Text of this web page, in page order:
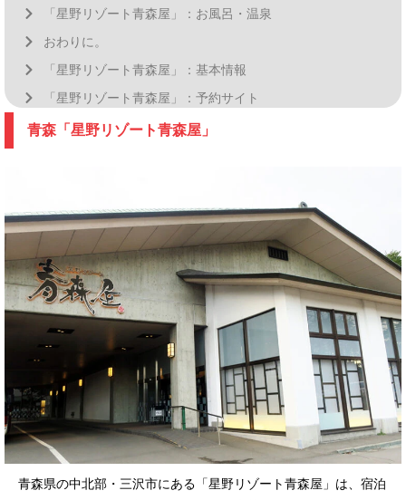
「星野リゾート青森屋」：お風呂・温泉
おわりに。
「星野リゾート青森屋」：基本情報
「星野リゾート青森屋」：予約サイト
青森「星野リゾート青森屋」
青森県の中北部・三沢市にある「星野リゾート青森屋」は、宿泊